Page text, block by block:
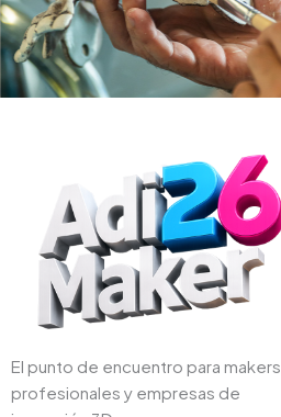
El punto de encuentro para makers,
profesionales y empresas de